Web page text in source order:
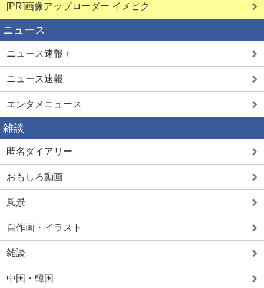
[PR]画像アップローダー イメピク
ニュース
ニュース速報＋
ニュース速報
エンタメニュース
雑談
匿名ダイアリー
おもしろ動画
風景
自作画・イラスト
雑談
中国・韓国